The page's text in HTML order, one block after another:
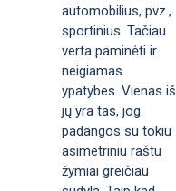
automobilius, pvz.,
sportinius. Tačiau
verta paminėti ir
neigiamas
ypatybes. Vienas iš
jų yra tas, jog
padangos su tokiu
asimetriniu raštu
žymiai greičiau